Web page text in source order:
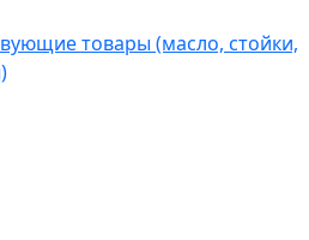
товары (масло, стойки,